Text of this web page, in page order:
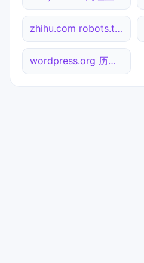
zhihu.com robots.txt检测
wordpress.org 历史快照